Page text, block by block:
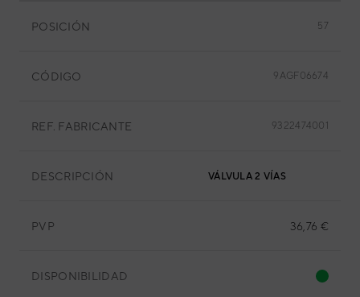
POSICIÓN 57
CÓDIGO 9AGF06674
REF. FABRICANTE 9322474001
DESCRIPCIÓN VÁLVULA 2 VÍAS
PVP 36,76 €
DISPONIBILIDAD